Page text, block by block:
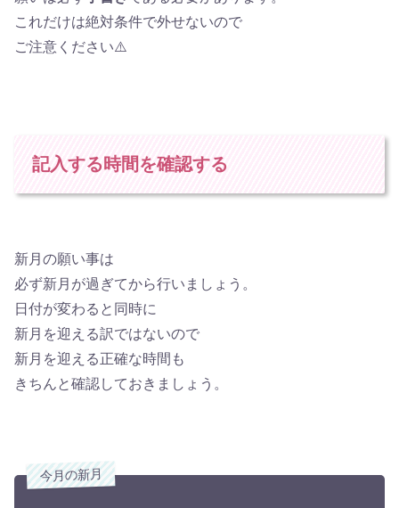
これだけは絶対条件で外せないので
ご注意ください⚠️
記入する時間を確認する
新月の願い事は
必ず新月が過ぎてから行いましょう。
日付が変わると同時に
新月を迎える訳ではないので
新月を迎える正確な時間も
きちんと確認しておきましょう。
今月の新月